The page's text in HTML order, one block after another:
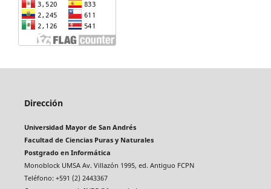
Dirección
Universidad Mayor de San Andrés
Facultad de Ciencias Puras y Naturales
Postgrado en Informática
Monoblock UMSA Av. Villazón 1995, ed. Antiguo FCPN
Teléfono: +591 (2) 2443367